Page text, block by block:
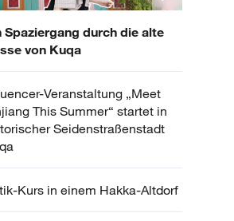
Spaziergang durch die alte
von Kuqa
Veranstaltung „Meet
This Summer“ startet in
Seidenstraßenstadt
Kurs in einem Hakka-Altdorf